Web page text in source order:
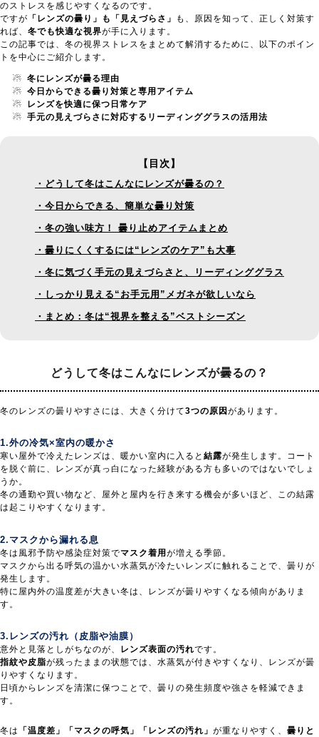
のストレスを感じやすくなるのです。
ですが 「レンズの曇り」も「見えづらさ」
も、原因を知って、正しく対策す
れば、 冬でも快適な視界が手に入ります。
この記事では、冬の視界ストレスをまとめて解消するために、以下のポイン
トを中心にご紹介します。
☃ 冬にレンズが曇る理由
☃ 今日からできる曇り対策と専用アイテム
☃
レンズを快適に保つ日常ケア
☃ 手元の見えづらさに対応するリーディンググラスの活用法
【目次】
・どうして冬はこんなにレンズが曇るの？
・今日からできる、簡単な曇り対策
・冬の強い味方！ 曇り止めアイテムまとめ
・曇りにくくするには“レンズのケア”も大事
・冬に気づく手元の見えづらさと、リーディンググラス
・しっかり見える“お手元用”メガネが欲しいなら
・まとめ：冬は“視界を整える”ベストシーズン
どうして冬はこんなに レンズが曇るの？
冬のレンズの曇りやすさには、大きく分けて3つの原因 があります。
1.外の冷気×室内の暖かさ
寒い屋外で冷えたレンズは、暖かい室内に入ると 結露が発生します。コート
を脱ぐ前に、レンズが真っ白になった経験がある方も多いのではないでしょ
うか。
冬の通勤や買い物など、屋外と屋内を行き来する機会が多いほど、この結露
は起こりやすくなります。
2.マスクから漏れる息
冬は風邪予防や感染症対策でマスク着用が増える季節。
マスクから出る呼気の温かい水蒸気が冷たいレンズに触れることで、曇りが
発生します。
特に屋内外の温度差が大きい冬は、レンズが曇りやすくなる傾向がありま
す。
3.レンズの汚れ（皮脂や油膜）
意外と見落としがちなのが、 レンズ表面の汚れです。
指紋や皮脂が残ったままの状態では、水蒸気が付きやすくなり、レンズが曇
りやすくなります。
日頃からレンズを清潔に保つことで、曇りの発生頻度や強さを軽減できま
す。
冬は 「温度差」「マスクの呼気」「レンズの汚れ」 が重なりやすく、 曇りと